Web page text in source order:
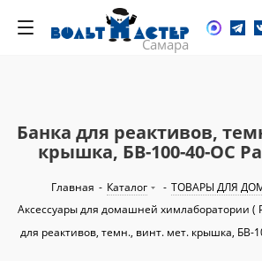
Банка для реактивов,
крышка, БВ-100-40-ОС
Главная - Каталог - ТОВАРЫ ДЛЯ
Аксессуары для домашней химлаборатории
для реактивов, темн., винт. мет. крышка, БВ-